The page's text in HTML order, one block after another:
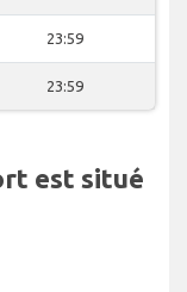
23:59
23:59
est situé